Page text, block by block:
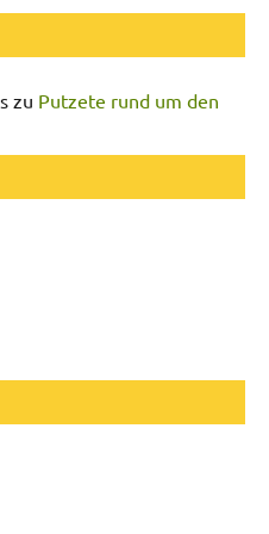
zu Putzete rund um den